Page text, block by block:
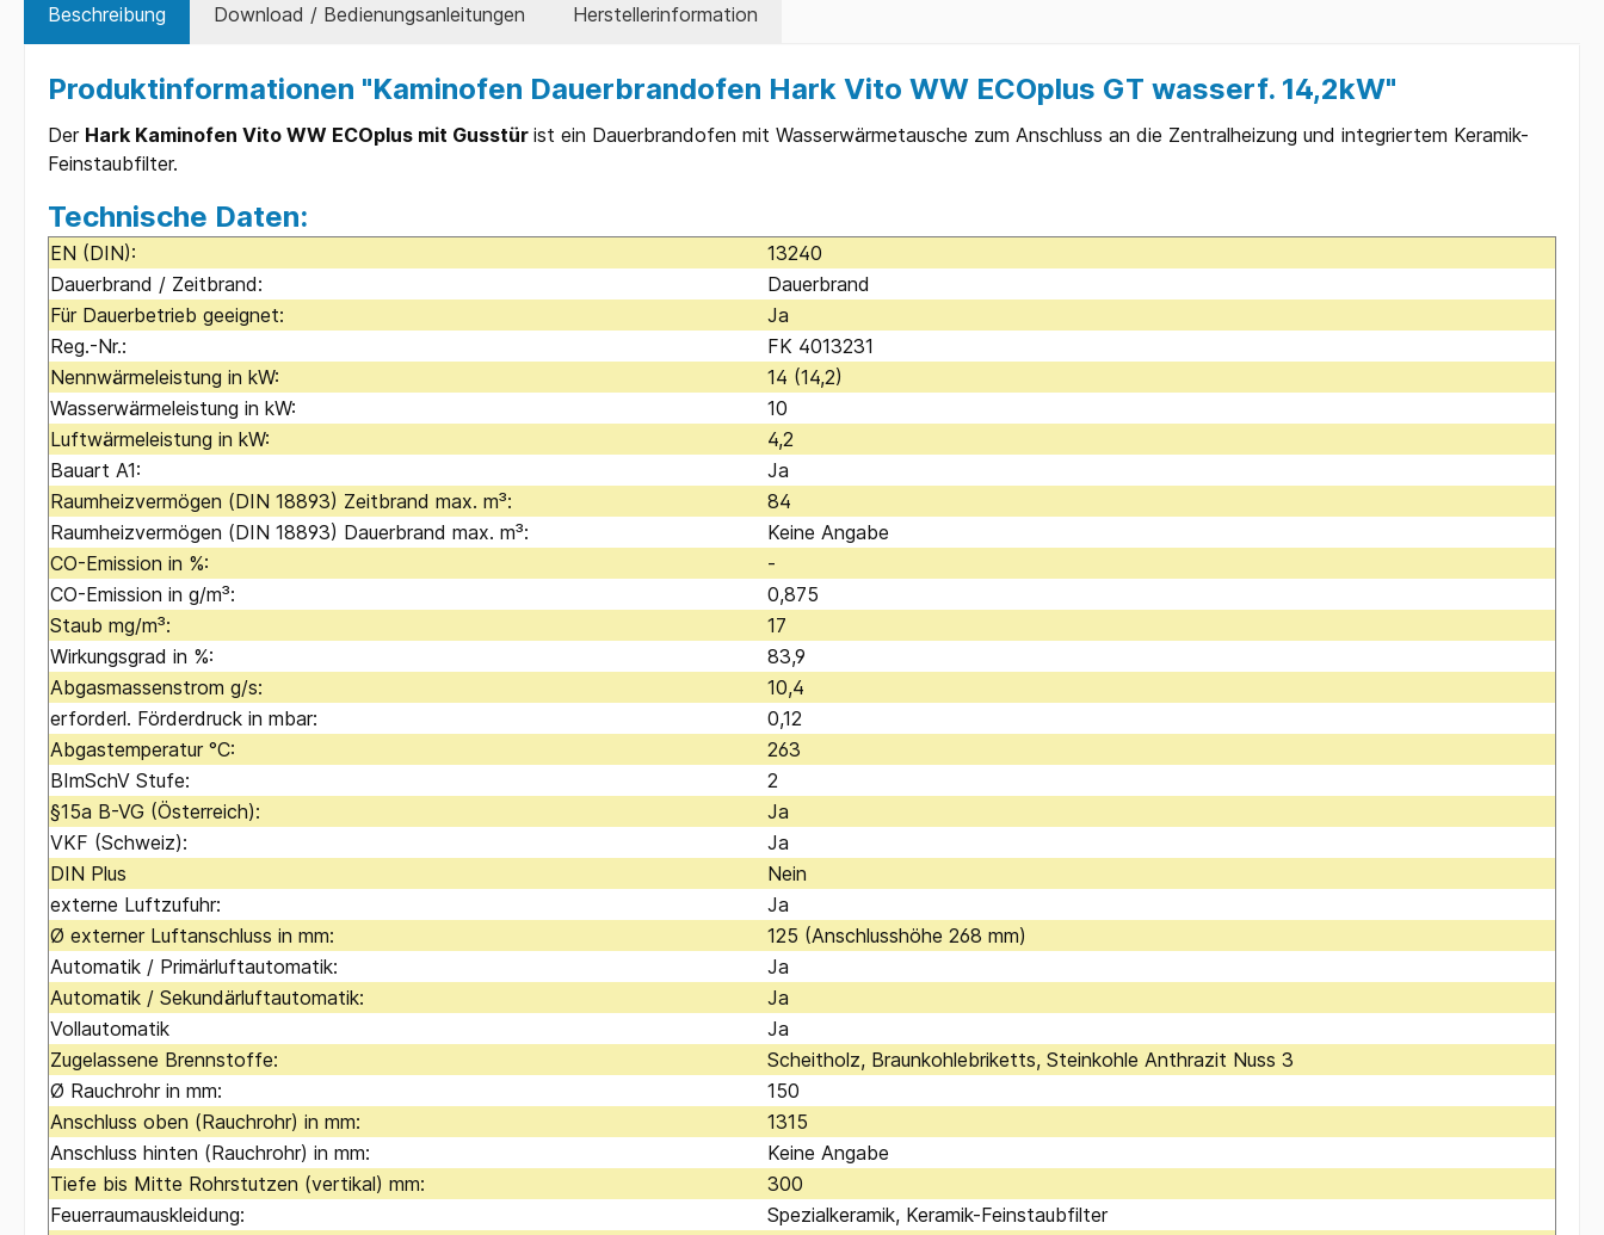
Beschreibung Download / Bedienungsanleitungen Herstellerinformation
Produktinformationen "Kaminofen Dauerbrandofen Hark Vito WW ECOplus GT wasserf. 14,2kW"
Der Hark Kaminofen Vito WW ECOplus mit Gusstür ist ein Dauerbrandofen mit Wasserwärmetausche zum Anschluss an die Zentralheizung und integriertem Keramik-
Feinstaubfilter.
Technische Daten:
EN (DIN):
13240
Dauerbrand / Zeitbrand:
Dauerbrand
Für Dauerbetrieb geeignet:
Ja
Reg.-Nr.:
FK 4013231
Nennwärmeleistung in kW:
14 (14,2)
Wasserwärmeleistung in kW:
10
Luftwärmeleistung in kW:
4,2
Bauart A1:
Ja
Raumheizvermögen (DIN 18893) Zeitbrand max. m³:
84
Raumheizvermögen (DIN 18893) Dauerbrand max. m³:
Keine Angabe
CO-Emission in %:
-
CO-Emission in g/m³:
0,875
Staub mg/m³:
17
Wirkungsgrad in %:
83,9
Abgasmassenstrom g/s:
10,4
erforderl. Förderdruck in mbar:
0,12
Abgastemperatur °C:
263
BImSchV Stufe:
2
§15a B-VG (Österreich):
Ja
VKF (Schweiz):
Ja
DIN Plus
Nein
externe Luftzufuhr:
Ja
Ø externer Luftanschluss in mm:
125 (Anschlusshöhe 268 mm)
Automatik / Primärluftautomatik:
Ja
Automatik / Sekundärluftautomatik:
Ja
Vollautomatik
Ja
Zugelassene Brennstoffe:
Scheitholz, Braunkohlebriketts, Steinkohle Anthrazit Nuss 3
Ø Rauchrohr in mm:
150
Anschluss oben (Rauchrohr) in mm:
1315
Anschluss hinten (Rauchrohr) in mm:
Keine Angabe
Tiefe bis Mitte Rohrstutzen (vertikal) mm:
300
Feuerraumauskleidung:
Spezialkeramik, Keramik-Feinstaubfilter